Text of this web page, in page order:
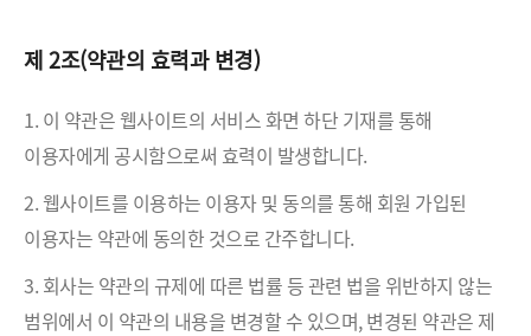
제 2조(약관의 효력과 변경)
1. 이 약관은 웹사이트의 서비스 화면 하단 기재를 통해
이용자에게 공시함으로써 효력이 발생합니다.
2. 웹사이트를 이용하는 이용자 및 동의를 통해 회원 가입된
이용자는 약관에 동의한 것으로 간주합니다.
3. 회사는 약관의 규제에 따른 법률 등 관련 법을 위반하지 않는
범위에서 이 약관의 내용을 변경할 수 있으며, 변경된 약관은 제